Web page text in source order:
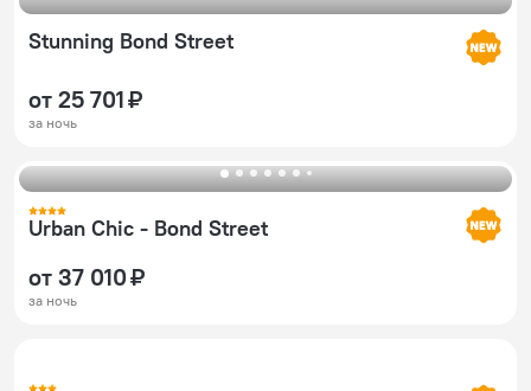
Stunning Bond Street
от 25 701 ₽
за ночь
Urban Chic - Bond Street
от 37 010 ₽
за ночь